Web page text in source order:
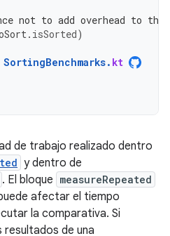
not to add overhead to the
. isSorted)
SortingBenchmarks. kt
de trabajo realizado dentro
y dentro de
. El bloque measureRepeated
afectar el tiempo
la comparativa. Si
de una